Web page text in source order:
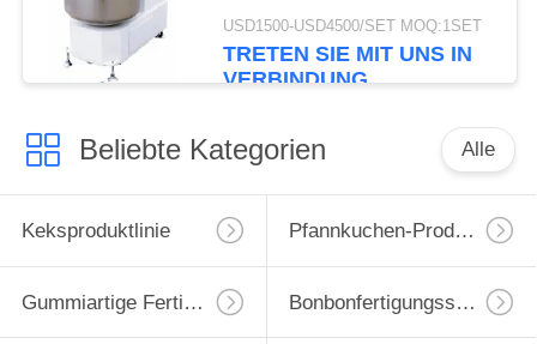
Brötendeigemaschine zum
Abflachen von
Brötendeigemaschine zum
Brötendeigemaschine zum
Abflachen von
Brötendeigemaschine zum
Abflachen von
Brötendeigemaschine zum
Abflachen von Brötendeigem
Maschine Brotmehlmischer
Maschinen
USD1500-USD4500/SET MOQ:1SET
TRETEN SIE MIT UNS IN
VERBINDUNG
Beliebte Kategorien Alle
Keksproduktlinie Pfannkuchen-Produktionslinie
Gummiartige Fertigungsstraße Bonbonfertigungsstraße